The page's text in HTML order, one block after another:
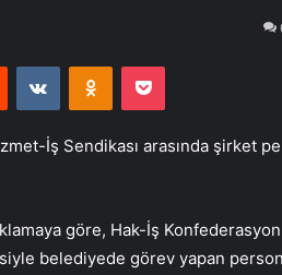
Reddit VKontakteOdnoklassniki
Pocket
İş Sendikası arasında şirket
göre, Hak-İş
belediyede görev yapan